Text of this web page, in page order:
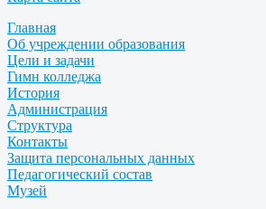
Главная
Об учреждении образования
Цели и задачи
Гимн колледжа
История
Администрация
Структура
Контакты
Защита персональных данных
Педагогический состав
Музей